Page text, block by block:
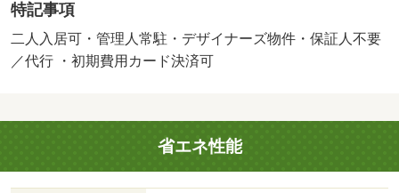
時 ２２．０００円（税込） 契約事務手数料 契約
時 １１．０００円（税込） 安心サポート 月額
１．８００円（税込） （火災保険料と２４時間管理
ン／クロゼット／浴室乾燥機／オートロック／室内洗濯置
／システムキッチン／追焚機能浴室／温水洗浄便座／エレ
ベーター／洗面所独立／２口コンロ／駐輪場／宅配ボック
特記事項
二人入居可・管理人常駐・デザイナーズ物件・保証人不要
／代行 ・初期費用カード決済可
省エネ性能